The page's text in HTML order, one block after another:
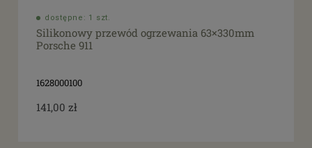
dostępne: 1 szt.
Silikonowy przewód ogrzewania 63×330mm
Porsche 911
1628000100
141,00 zł